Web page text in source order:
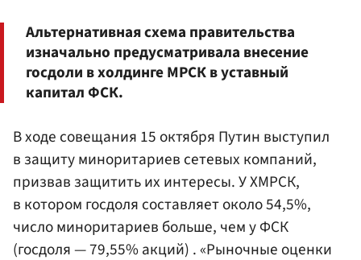
Альтернативная схема правительства
изначально предусматривала внесение
госдоли в холдинге МРСК в уставный
капитал ФСК.
В ходе совещания 15 октября Путин выступил
в защиту миноритариев сетевых компаний,
призвав защитить их интересы. У ХМРСК,
в котором госдоля составляет около 54,5%,
число миноритариев больше, чем у ФСК
(госдоля — 79,55% акций) . «Рыночные оценки